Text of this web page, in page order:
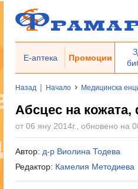
Е-аптека Промоции
Назад | Начало Медицинска
Абсцес на
от 06 яну 2014г., обновено на
Автор: д-р Виолина Тодева
Редактор: Камелия Методиева